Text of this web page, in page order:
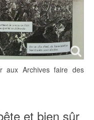
aux Archives faire des
et bien sûr